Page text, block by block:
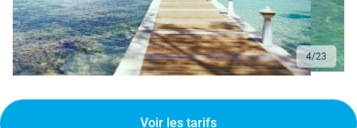
4 /23
Voir les tarifs